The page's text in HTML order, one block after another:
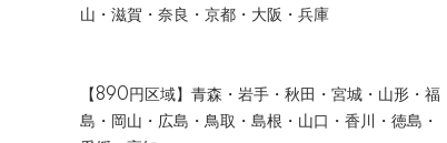
山・滋賀・奈良・京都・大阪・兵庫
【890円区域】青森・岩手・秋田・宮城・山形・福
島・岡山・広島・鳥取・島根・山口・香川・徳島・